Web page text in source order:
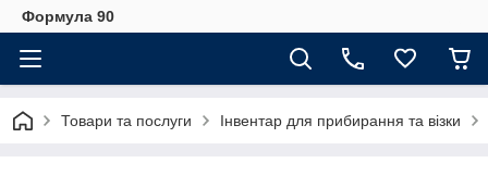
Формула 90
Товари та послуги Інвентар для прибирання та візки